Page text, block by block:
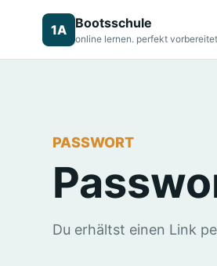
1A Bootsschule
online lernen. perfekt
PASSWORT
Du erhältst einen Link